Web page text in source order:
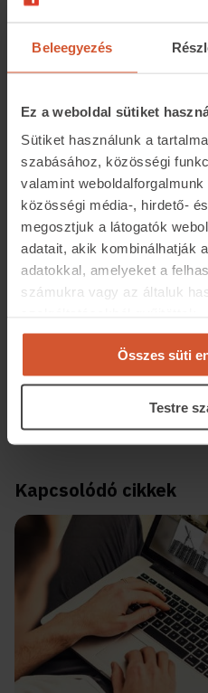
Beleegyezés
Ez a weboldal sütiket
Sütiket használunk a
szabásához, közösségi
valamint
közösségi média-, hirdető-
megosztjuk a látogatók
adatait, akik kombinálhatják
adatokkal, amelyeket a
számukra vagy az általuk
Összes süti
Testre
milyen pénzügyi és jogi
figyelembe venni
tapasztalt elemző
Mikor és hol
Időpont: 2024.06.12. 17:30
Helyszín: ingatlan.com
Téged is várunk az élő
kérdéseidet, és tudj meg
Kapcsolódó cikkek